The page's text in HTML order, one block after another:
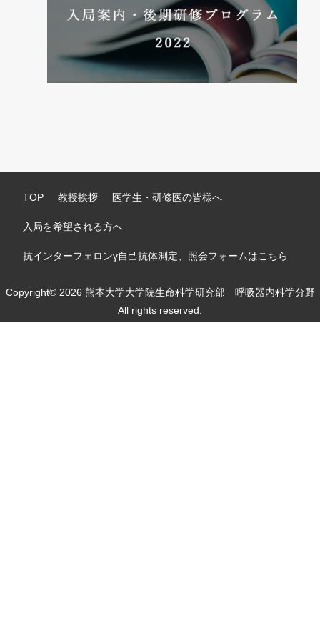
TOP 教授挨拶 医学生・研修医の皆様へ
入局を希望される方へ
抗インターフェロンγ自己抗体測定、照会フォームはこちら
Copyright© 2026 熊本大学大学院生命科学研究部 呼吸器内科学分野
All rights reserved.